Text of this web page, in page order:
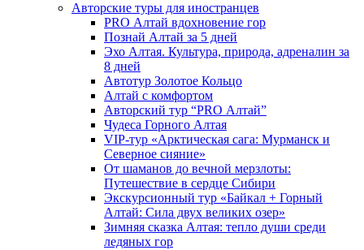
Авторские туры для иностранцев
PRO Алтай вдохновение гор
Познай Алтай за 5 дней
Эхо Алтая. Культура, природа, адреналин за
8 дней
Автотур Золотое Кольцо
Алтай с комфортом
Авторский тур “PRO Алтай”
Чудеса Горного Алтая
VIP-тур «Арктическая сага: Мурманск и
Северное сияние»
От шаманов до вечной мерзлоты:
Путешествие в сердце Сибири
Экскурсионный тур «Байкал + Горный
Алтай: Сила двух великих озер»
Зимняя сказка Алтая: тепло души среди
ледяных гор